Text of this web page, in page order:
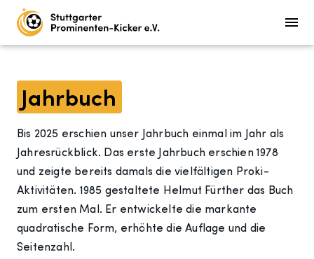
Jahrbuch
Bis 2025 erschien unser Jahrbuch einmal im Jahr als
Jahresrückblick. Das erste Jahrbuch erschien 1978
und zeigte bereits damals die vielfältigen Proki-
Aktivitäten. 1985 gestaltete Helmut Fürther das Buch
zum ersten Mal. Er entwickelte die markante
quadratische Form, erhöhte die Auflage und die
Seitenzahl.